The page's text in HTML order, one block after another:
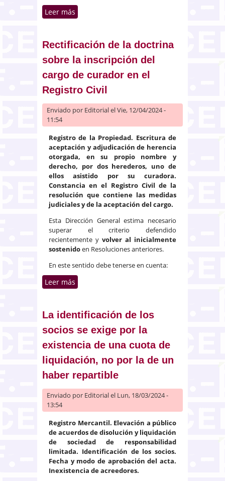
Leer más
del Registro con la realidad física
Rectificación de la doctrina
sobre la inscripción del
cargo de curador en el
Registro Civil
Enviado por Editorialel Vie, 12/04/2024 -
11:54
Registro de la Propiedad. Escritura de
aceptación y adjudicación de herencia
otorgada, en su propio nombre y
derecho, por dos herederos, uno de
ellos asistido por su curadora.
Constancia en el Registro Civil de la
resolución que contiene las medidas
judiciales y de la aceptación del cargo.
Esta Dirección General estima necesario
superar el criterio defendido
recientemente y volver al inicialmente
sostenidoen Resoluciones anteriores.
En este sentido debe tenerse en cuenta:
Leer más
La identificación de los
socios se exige por la
existencia de una cuota de
liquidación, no por la de un
haber repartible
Enviado por Editorialel Lun, 18/03/2024 -
13:54
Registro Mercantil. Elevación a público
de acuerdos de disolución y liquidación
de sociedad de responsabilidad
limitada. Identificación de los socios.
Fecha y modo de aprobación del acta.
Inexistencia de acreedores.